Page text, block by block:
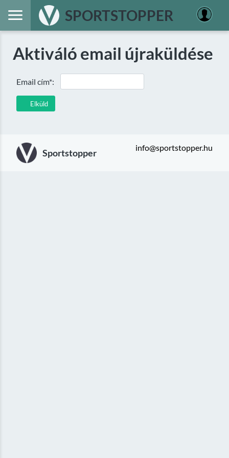
SPORTSTOPPER
Aktiváló email újraküldése
Elküld
Email cím*:
Sportstopper info@sportstopper.hu